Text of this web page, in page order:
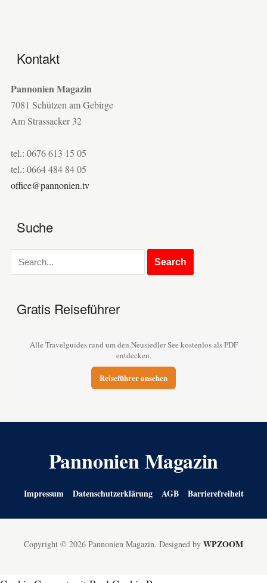
Kontakt
Pannonien Magazin
7081 Schützen am Gebirge
Am Strassacker 32
tel.: 0676 613 15 05
tel.: 0664 484 84 05
office@pannonien.tv
Suche
Gratis Reiseführer
Alle Travelguides rund um den Neusiedler See kostenlos als PDF
entdecken.
Reiseführer ansehen
Pannonien Magazin
Impressum Datenschutzerklärung AGB Barrierefreiheit
Copyright © 2026 Pannonien Magazin. Designed by WPZOOM